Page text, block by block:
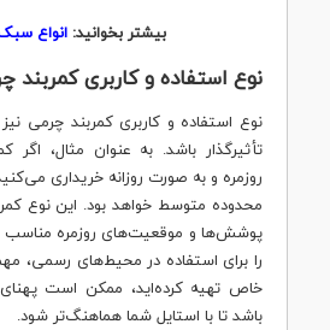
بیشتر بخوانید: انواع
نوع استفاده و کاربری کمربند
نوع استفاده و کاربری کمربند چرمی
تأثیرگذار باشد. به عنوان مثال، اگر
روزمره و به صورت روزانه خریداری
محدوده متوسط ​​خواهد بود. این نوع
پوشش‌ها و موقعیت‌های روزمره مناسب
را برای استفاده در محیط‌های رسمی،
خاص تهیه کرده‌اید، ممکن است
باشد تا با استایل شما هماهنگ‌تر شود.